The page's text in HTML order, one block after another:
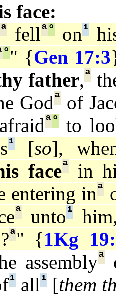
face:
ª fellª° on¹
°" {Gen 17:3
father,ª
Godª of
ª°to
¹[so],
faceª
in
entering inª
ª unto¹
ª" {1Kg
assemblyª
¹ all¹ [them